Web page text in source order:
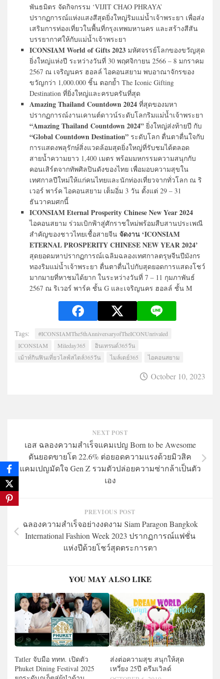
พันธมิตร จัดกิจกรรม ‘VIJIT CHAO PHRAYA’
ปรากฏการณ์แห่งแสงสีสุดยิ่งใหญ่ริมแม่น้ำเจ้าพระยา เพื่อส่ง
เสริมการท่องเที่ยวในพื้นที่กรุงเทพมหานคร และสร้างสีสัน
บรรยากาศให้กับแม่น้ำเจ้าพระยา
ICONSIAM World of Gifts 2023 มหัศจรรย์โลกของขวัญสุด
ยิ่งใหญ่แห่งปี ระหว่างวันที่ 30 พฤศจิกายน 2566 – 8 มกราคม
2567 ณ เจริญนคร ฮอลล์ ไอคอนสยาม พบอาณาจักรของ
ขวัญกว่า 1,000.000 ชิ้น ตอกย้ำ The Iconic Gifting
Destination ที่ยิ่งใหญ่และครบครันที่สุด
Amazing Thailand Countdown 2024 ที่สุดของมหา
ปรากฏการณ์งานเคานต์ดาวน์ระดับโลกริมแม่น้ำเจ้าพระยา
“Amazing Thailand Countdown 2024” ยิ่งใหญ่ส่งท้ายปี กับ
“Global Countdown Destination” ระดับโลก ตื่นตาตื่นใจกับ
การแสดงพลุรักษ์สิ่งแวดล้อมสุดยิ่งใหญ่ที่รับชมได้ตลอด
สายน้ำความยาว 1,400 เมตร พร้อมมหกรรมความสนุกกับ
คอนเสิร์ตจากทัพศิลปินดังของไทย เพื่อมอบความสุขใน
เทศกาลปีใหม่ให้แก่คนไทยและนักท่องเที่ยวจากทั่วโลก ณ ริ
เวอร์ พาร์ค ไอคอนสยาม เต็มอิ่ม 3 วัน ตั้งแต่ 29 – 31
ธันวาคมศกนี้
ICONSIAM Eternal Prosperity Chinese New Year 2024
ไอคอนสยาม ร่วมเบิกฟ้าสู่ศักราชใหม่พร้อมสืบสานประเพณี
สำคัญของชาวไทยเชื้อสายจีน จัดงาน ‘ICONSIAM
ETERNAL PROSPERITY CHINESE NEW YEAR 2024’
สุดยอดมหาปรากฏการณ์เฉลิมฉลองเทศกาลตรุษจีนปีมังกร
ทองริมแม่น้ำเจ้าพระยา ตื่นตาตื่นไปกับสุดยอดการแสดงโชว์
มากมายที่หาชมได้ยาก ในระหว่างวันที่ 7 – 11 กุมภาพันธ์
2567 ณ ริเวอร์ พาร์ค ชั้น G และเจริญนคร ฮอลล์ ชั้น M
Tags:
#ICONSIAMThe5thAnniversaryofTheICONUnrivaled
ICONSIAM
Mileday365
อินเทรนด์365วัน
เม้าท์กินฟินเที่ยวไลฟ์สไตล์365วัน
ไมล์เดย์365 ไอคอนสยาม
October 10, 2023
NEXT POST
เอส ฉลองความสำเร็จแคมเปญ Born to be Awesome
ดันยอดขายโต 22.6% ต่อยอดความแรงด้วยมิวสิค
แคมเปญมัดใจ Gen Z รวมตัวปล่อยความซ่ากล้าเป็นตัว
เอง
PREVIOUS POST
ฉลองความสำเร็จอย่างงดงาม Siam Paragon Bangkok
International Fashion Week 2023 ปรากฏการณ์แฟชั่น
แห่งปีด้วยโชว์สุดตระการตา
YOU MAY ALSO LIKE
Tatler จับมือ ททท. เปิดตัว
Phuket Dining Festival 2025
ส่งต่อความสุข สนุกให้สุด
เหวี่ยง 25ปี ดรีมเวิลด์